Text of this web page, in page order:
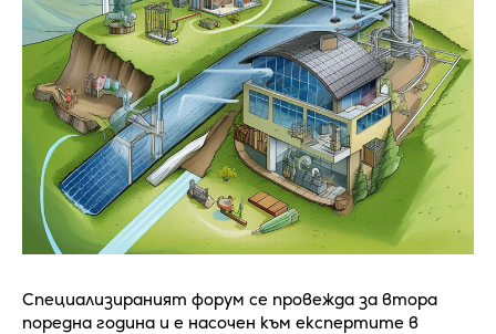
Специализираният форум се провежда за втора
поредна година и е насочен към експертите в